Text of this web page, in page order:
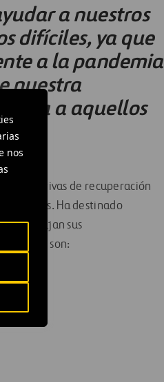
nos
a nuestros
difíciles, ya que
a la pandemia
nuestra
a aquellos
a iniciativas de recuperación
. Ha destinado
y trabajan sus
de Texas son: